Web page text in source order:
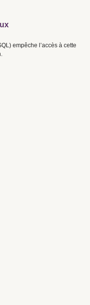
empêche l’accès à cette